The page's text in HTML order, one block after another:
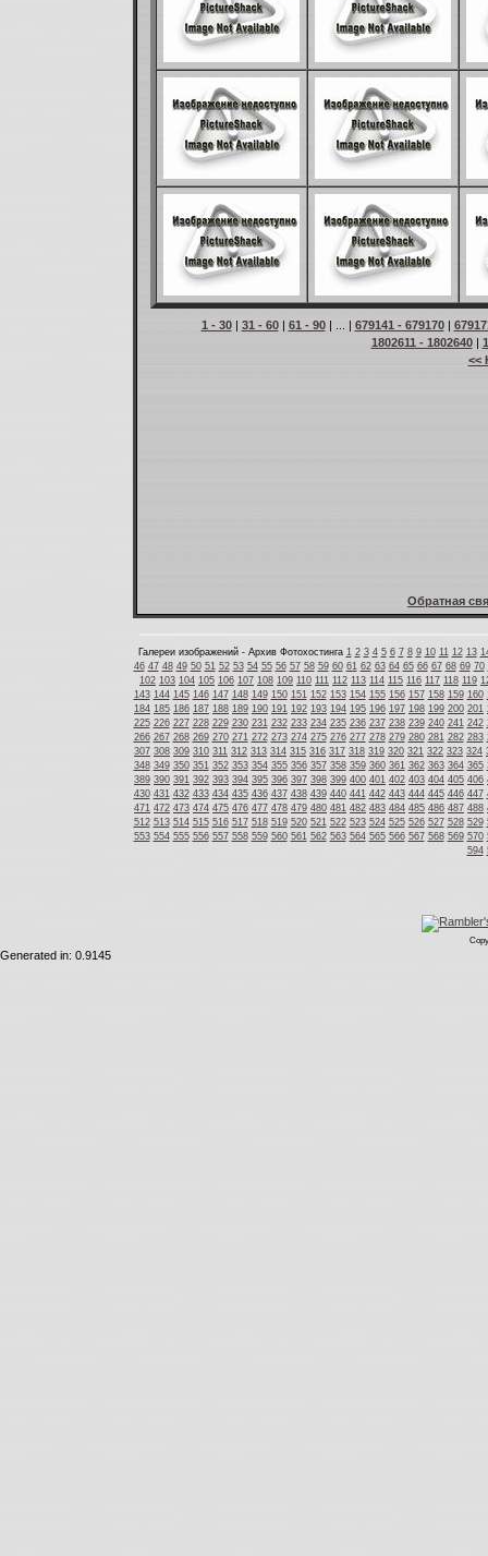
1 - 30| 31 - 60| 61 - 90| ... | 679141 - 679170|
1802611 - 1802640|
<<
Обратная
Галереи изображений - Архив Фотохостинга 1 2 3 4 5 6 7 8 9 10 11 12 13
46 47 48 49 50 51 52 53 54 55 56 57 58 59 60 61 62 63 64 65 66 67 68 69 70
102 103 104 105 106 107 108 109 110 111 112 113 114 115 116 117 118 119
143 144 145 146 147 148 149 150 151 152 153 154 155 156 157 158 159 160
184 185 186 187 188 189 190 191 192 193 194 195 196 197 198 199 200 201
225 226 227 228 229 230 231 232 233 234 235 236 237 238 239 240 241 242
266 267 268 269 270 271 272 273 274 275 276 277 278 279 280 281 282 283
307 308 309 310 311 312 313 314 315 316 317 318 319 320 321 322 323 324
348 349 350 351 352 353 354 355 356 357 358 359 360 361 362 363 364 365
389 390 391 392 393 394 395 396 397 398 399 400 401 402 403 404 405 406
430 431 432 433 434 435 436 437 438 439 440 441 442 443 444 445 446 447
471 472 473 474 475 476 477 478 479 480 481 482 483 484 485 486 487 488
512 513 514 515 516 517 518 519 520 521 522 523 524 525 526 527 528 529
553 554 555 556 557 558 559 560 561 562 563 564 565 566 567 568 569 570
594
Generated in: 0.9145